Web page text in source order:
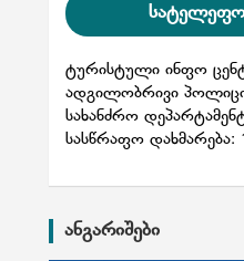
ტურისტული ინფო
ადგილობრივი
სახანძრო
სასწრაფო დახმარება:
ანგარიშები